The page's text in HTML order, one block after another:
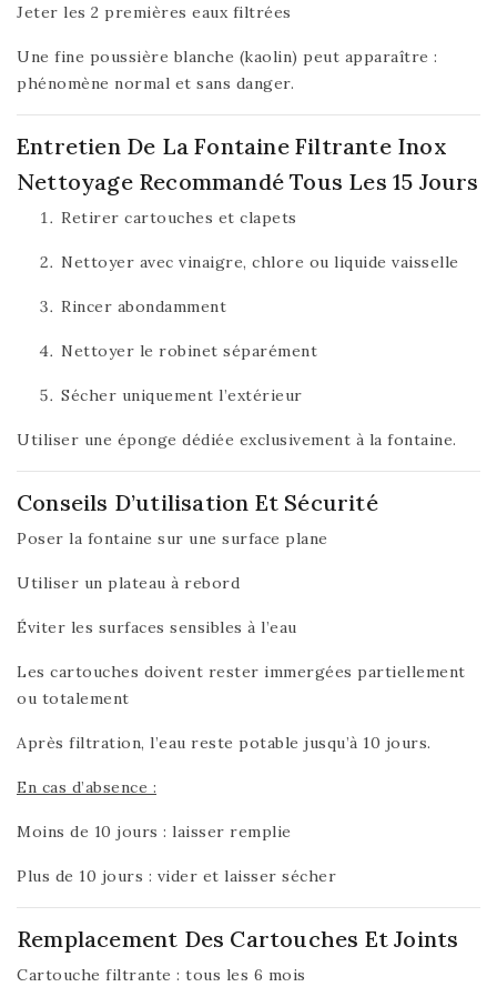
Jeter les 2 premières eaux filtrées
Une fine poussière blanche (kaolin) peut apparaître :
phénomène normal et sans danger.
Entretien De La Fontaine Filtrante Inox
Nettoyage Recommandé Tous Les 15 Jours
Retirer cartouches et clapets
Nettoyer avec vinaigre, chlore ou liquide vaisselle
Rincer abondamment
Nettoyer le robinet séparément
Sécher uniquement l’extérieur
Utiliser une éponge dédiée exclusivement à la fontaine.
Conseils D’utilisation Et Sécurité
Poser la fontaine sur une surface plane
Utiliser un plateau à rebord
Éviter les surfaces sensibles à l’eau
Les cartouches doivent rester immergées partiellement
ou totalement
Après filtration, l’eau reste potable jusqu’à 10 jours.
En cas d’absence :
Moins de 10 jours : laisser remplie
Plus de 10 jours : vider et laisser sécher
Remplacement Des Cartouches Et Joints
Cartouche filtrante : tous les 6 mois